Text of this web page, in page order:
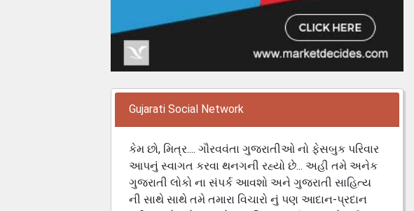
Gujarati Social Network
કેમ છો, મિત્ર.... ગૌરવવંતા ગુજરાતીઓ નો ફેસબુક પરિવાર
આપનું સ્વાગત કરવા થનગની રહ્યો છે... અહી તમે અનેક
ગુજરાતી લોકો ના સંપર્ક આવશો અને ગુજરાતી સાહિત્ય
ની સાથે સાથે તમે તમારા વિચારો નું પણ આદાન-પ્રદાન